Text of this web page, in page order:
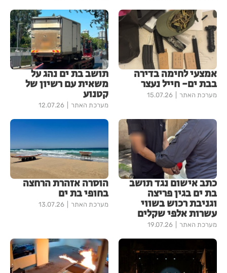
אמצעי לחימה בדירה
בבת ים- חייל נעצר
מערכת האתר 15.07.26
תושב בת ים נהג על
משאית עם רשיון של
קטנוע
מערכת האתר 12.07.26
כתב אישום נגד תושב
בת ים בגין פריצה
וגניבת רכוש בשווי
עשרות אלפי שקלים
מערכת האתר 19.07.26
הוסרה אזהרת הרחצה
בחופי בת ים
מערכת האתר 13.07.26